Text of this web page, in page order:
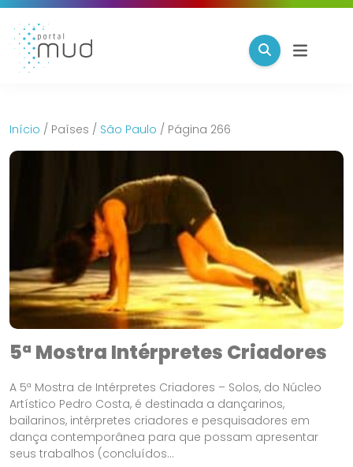
Início / Países / São Paulo / Página 266
5ª Mostra Intérpretes Criadores
A 5ª Mostra de Intérpretes Criadores – Solos, do Núcleo
Artístico Pedro Costa, é destinada a dançarinos,
bailarinos, intérpretes criadores e pesquisadores em
dança contemporânea para que possam apresentar
seus trabalhos (concluídos...